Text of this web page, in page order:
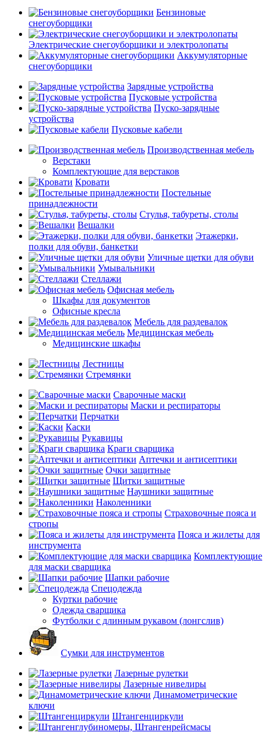
Бензиновые
снегоуборщики
Электрические снегоуборщики и электролопаты
Аккумуляторные
снегоуборщики
Зарядные устройства
Пусковые устройства
Пуско-зарядные
устройства
Пусковые кабели
Производственная мебель
Верстаки
Комплектующие для верстаков
Кровати
Постельные
принадлежности
Стулья, табуреты, столы
Вешалки
Этажерки,
полки для обуви, банкетки
Уличные щетки для обуви
Умывальники
Стеллажи
Офисная мебель
Шкафы для документов
Офисные кресла
Мебель для раздевалок
Медицинская мебель
Медицинские шкафы
Лестницы
Стремянки
Сварочные маски
Маски и респираторы
Перчатки
Каски
Рукавицы
Краги сварщика
Аптечки и антисептики
Очки защитные
Щитки защитные
Наушники защитные
Наколенники
Страховочные пояса и
стропы
Пояса и жилеты для
инструмента
Комплектующие
для маски сварщика
Шапки рабочие
Спецодежда
Куртки рабочие
Одежда сварщика
Футболки с длинным рукавом (лонгслив)
Сумки для инструментов
Лазерные рулетки
Лазерные нивелиры
Динамометрические
ключи
Штангенциркули